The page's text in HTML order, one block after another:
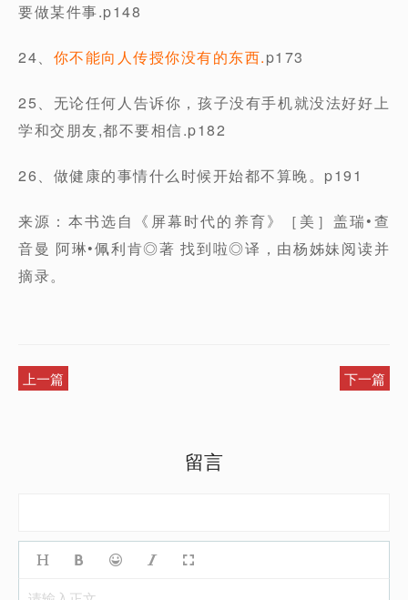
要做某件事.p148
24、 你不能向人传授你没有的东西.p173
25、无论任何人告诉你，孩子没有手机就没法好好上
学和交朋友,都不要相信.p182
26、做健康的事情什么时候开始都不算晚。p191
来源：本书选自《屏幕时代的养育》［美］盖瑞•查
音曼 阿琳•佩利肯◎著 找到啦◎译，由杨姊妹阅读并
摘录。
上一篇 下一篇
留言